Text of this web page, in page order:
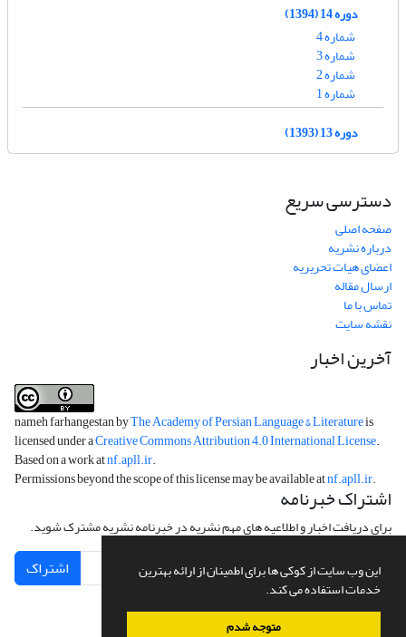
این وب سایت از کوکی ها برای اطمینان از ارائه بهترین
خدمات استفاده می کند.
متوجه شدم
دوره 14 (1394)
شماره 4
شماره 3
شماره 2
شماره 1
دوره 13 (1393)
دسترسی سریع
صفحه اصلی
درباره نشریه
اعضای هیات تحریریه
ارسال مقاله
تماس با ما
نقشه سایت
آخرین اخبار
nameh farhangestan byThe Academy of Persian Language & Literatureis
licensed under aCreative Commons Attribution 4.0 International License.
Based on a work atnf.apll.ir.
Permissions beyond the scope of this license may be available atnf.apll.ir.
اشتراک خبرنامه
برای دریافت اخبار و اطلاعیه های مهم نشریه در خبرنامه نشریه مشترک شوید.
اشتراک